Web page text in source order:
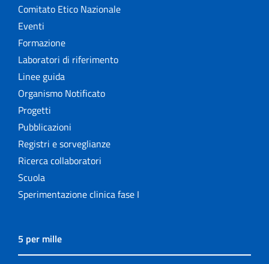
Comitato Etico Nazionale
Eventi
Formazione
Laboratori di riferimento
Linee guida
Organismo Notificato
Progetti
Pubblicazioni
Registri e sorveglianze
Ricerca collaboratori
Scuola
Sperimentazione clinica fase I
5 per mille